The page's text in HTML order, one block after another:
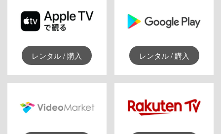
レンタル / 購入 レンタル / 購入